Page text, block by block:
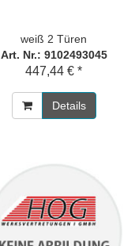
weiß 2 Türen
Art. Nr.: 9102493045
447,44 € *
Details